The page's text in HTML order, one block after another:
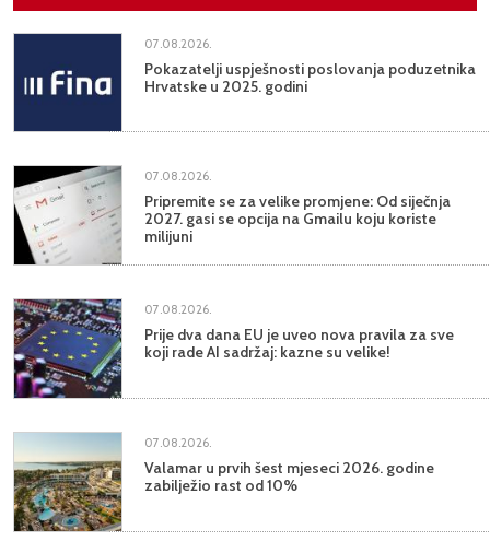
07.08.2026.
Pokazatelji uspješnosti poslovanja poduzetnika
Hrvatske u 2025. godini
07.08.2026.
Pripremite se za velike promjene: Od siječnja
2027. gasi se opcija na Gmailu koju koriste
milijuni
07.08.2026.
Prije dva dana EU je uveo nova pravila za sve
koji rade AI sadržaj: kazne su velike!
07.08.2026.
Valamar u prvih šest mjeseci 2026. godine
zabilježio rast od 10%